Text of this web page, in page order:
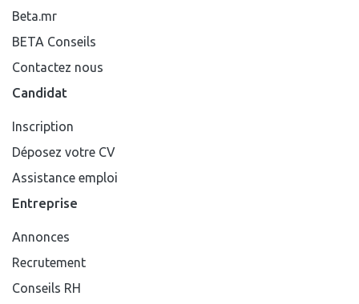
Beta.mr
BETA Conseils
Contactez nous
Candidat
Inscription
Déposez votre CV
Assistance emploi
Entreprise
Annonces
Recrutement
Conseils RH